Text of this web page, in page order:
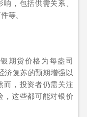
，包括供需关系、
等。
期货价格为每盎司
济复苏的预期增强以
而，投资者仍需关注
，这些都可能对银价